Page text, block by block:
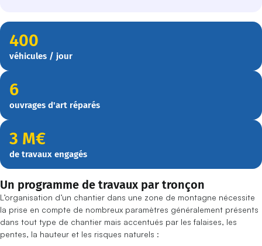
400
véhicules / jour
6
ouvrages d'art réparés
3 M€
de travaux engagés
Un programme de travaux par tronçon
L’organisation d’un chantier dans une zone de montagne nécessite
la prise en compte de nombreux paramètres généralement présents
dans tout type de chantier mais accentués par les falaises, les
pentes, la hauteur et les risques naturels :